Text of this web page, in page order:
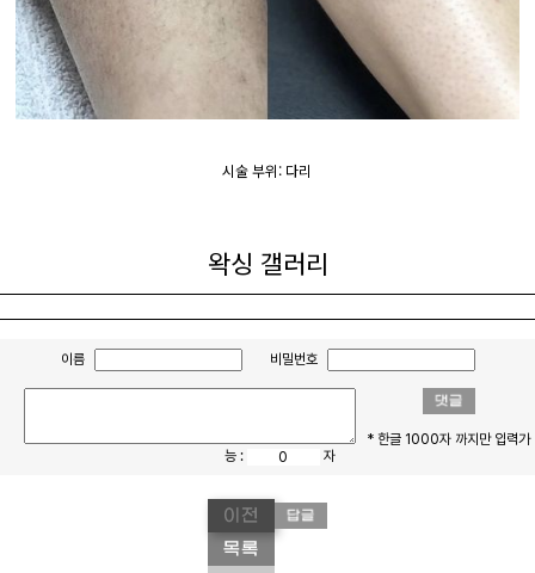
시술 부위: 다리
왁싱 갤러리
이름 비밀번호
* 한글 1000자 까지만 입력가
능 :
자